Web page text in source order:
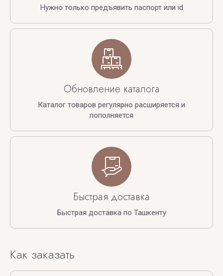
Нужно только предъявить паспорт или id
Обновление каталога
Каталог товаров регулярно расширяется и
пополняется
Быстрая доставка
Быстрая доставка по Ташкенту
Как заказать